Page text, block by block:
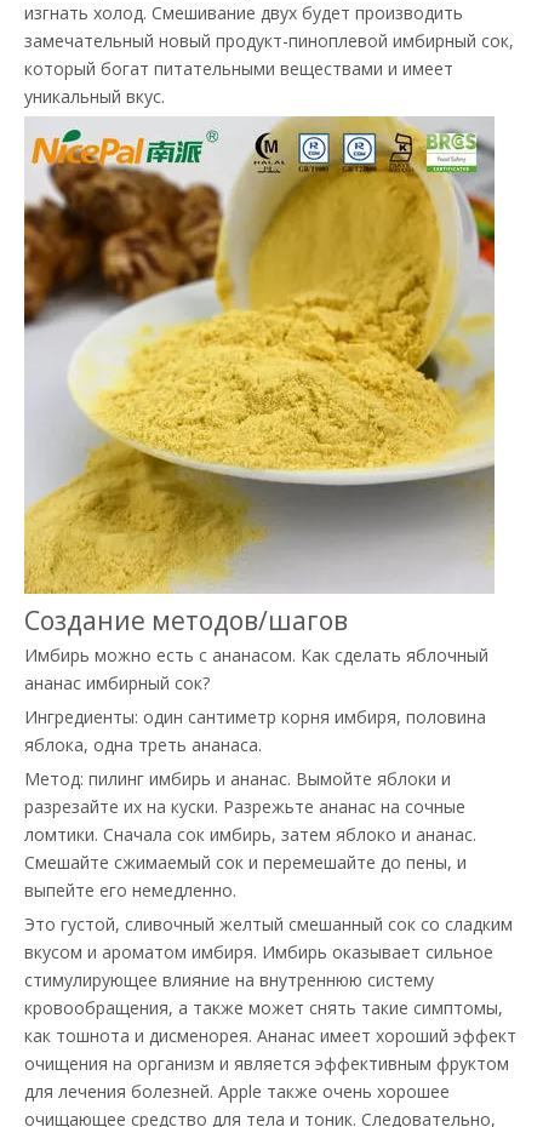
изгнать холод. Смешивание двух будет производить
замечательный новый продукт-пиноплевой имбирный сок,
который богат питательными веществами и имеет
уникальный вкус.
Создание методов/шагов
Имбирь можно есть с ананасом. Как сделать яблочный
ананас имбирный сок?
Ингредиенты: один сантиметр корня имбиря, половина
яблока, одна треть ананаса.
Метод: пилинг имбирь и ананас. Вымойте яблоки и
разрезайте их на куски. Разрежьте ананас на сочные
ломтики. Сначала сок имбирь, затем яблоко и ананас.
Смешайте сжимаемый сок и перемешайте до пены, и
выпейте его немедленно.
Это густой, сливочный желтый смешанный сок со сладким
вкусом и ароматом имбиря. Имбирь оказывает сильное
стимулирующее влияние на внутреннюю систему
кровообращения, а также может снять такие симптомы,
как тошнота и дисменорея. Ананас имеет хороший эффект
очищения на организм и является эффективным фруктом
для лечения болезней. Apple также очень хорошее
очищающее средство для тела и тоник. Следовательно,